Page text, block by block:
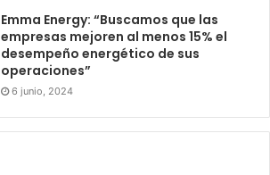
Emma Energy: “Buscamos que las
empresas mejoren al menos 15% el
desempeño energético de sus
operaciones”
6 junio, 2024